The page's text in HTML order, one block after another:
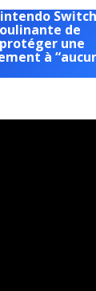
de
une
à